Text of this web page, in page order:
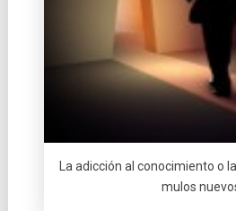
La adicción al conocimiento o
mulos